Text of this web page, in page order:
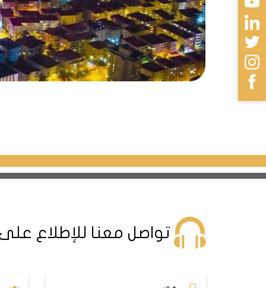
يتألف من بنائين سكنيين بعدد شقق إجمالي 80 شقة بالإضافة للعديد من المحال
المشروع قريب من مول أوف اسطنبول ويقع مول 212 على مقربة من
9/2024
تواصل معنا للإطلاع